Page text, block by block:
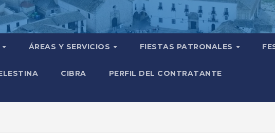
ÁREAS Y SERVICIOS FIESTAS PATRONALES
CIBRA PERFIL DEL CONTRATANTE